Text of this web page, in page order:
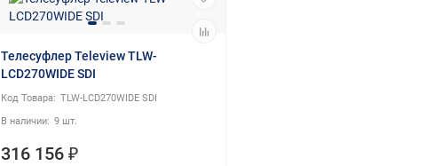
Телесуфлер Teleview TLW-
LCD270WIDE SDI
TLW-LCD270WIDE SDI
9 шт.
316 156 ₽